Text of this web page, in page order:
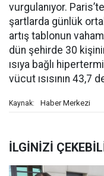
vurgulanıyor.
şartlarda günlük
artış tablonun
dün şehirde 30
ısıya bağlı
vücut ısısının 43,7
Kaynak: Haber Merkezi